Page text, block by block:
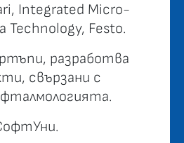
Integrated Micro-
Technology, Festo.
разработва
свързани с